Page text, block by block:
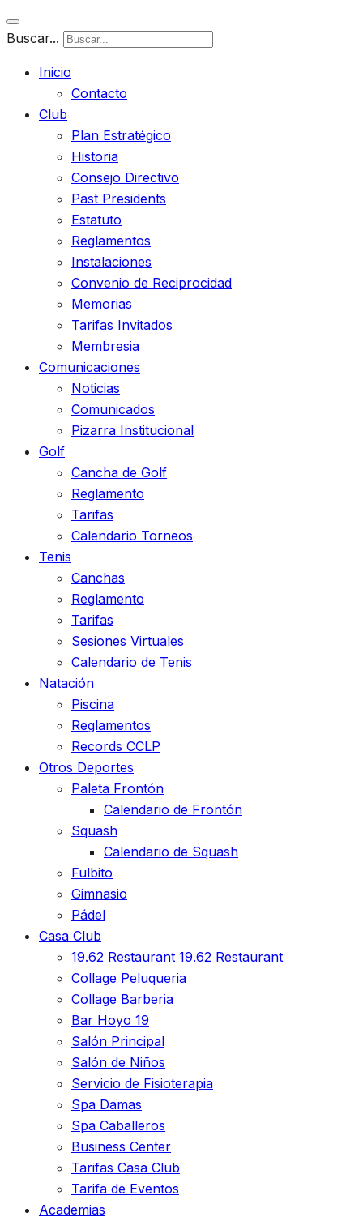
Buscar...
Inicio
Contacto
Club
Plan Estratégico
Historia
Consejo Directivo
Past Presidents
Estatuto
Reglamentos
Instalaciones
Convenio de Reciprocidad
Memorias
Tarifas Invitados
Membresia
Comunicaciones
Noticias
Comunicados
Pizarra Institucional
Golf
Cancha de Golf
Reglamento
Tarifas
Calendario Torneos
Tenis
Canchas
Reglamento
Tarifas
Sesiones Virtuales
Calendario de Tenis
Natación
Piscina
Reglamentos
Records CCLP
Otros Deportes
Paleta Frontón
Calendario de Frontón
Squash
Calendario de Squash
Fulbito
Gimnasio
Pádel
Casa Club
19.62 Restaurant 19.62 Restaurant
Collage Peluqueria
Collage Barberia
Bar Hoyo 19
Salón Principal
Salón de Niños
Servicio de Fisioterapia
Spa Damas
Spa Caballeros
Business Center
Tarifas Casa Club
Tarifa de Eventos
Academias